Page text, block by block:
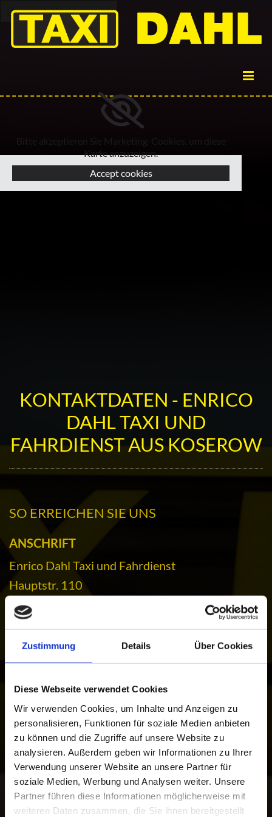
Zustimmung Details Über Cookies
Diese Webseite verwendet Cookies
Wir verwenden Cookies, um Inhalte und Anzeigen zu
personalisieren, Funktionen für soziale Medien anbieten
zu können und die Zugriffe auf unsere Website zu
analysieren. Außerdem geben wir Informationen zu Ihrer
Verwendung unserer Website an unsere Partner für
soziale Medien, Werbung und Analysen weiter. Unsere
Partner führen diese Informationen möglicherweise mit
weiteren Daten zusammen, die Sie ihnen bereitgestellt
Zum Inhalt springen
Karte anzuzeigen.
Accept cookies
KONTAKTDATEN - ENRICO
DAHL TAXI UND
FAHRDIENST AUS KOSEROW
SO ERREICHEN SIE UNS
ANSCHRIFT
Enrico Dahl Taxi und Fahrdienst
Hauptstr. 110
17459 Koserow
KONTAKTDATEN
Telefax: 038375/24734
E-Mail:info@taxi-dahl-koserow.de
Unser Kontaktformular
Vor- & Nachname